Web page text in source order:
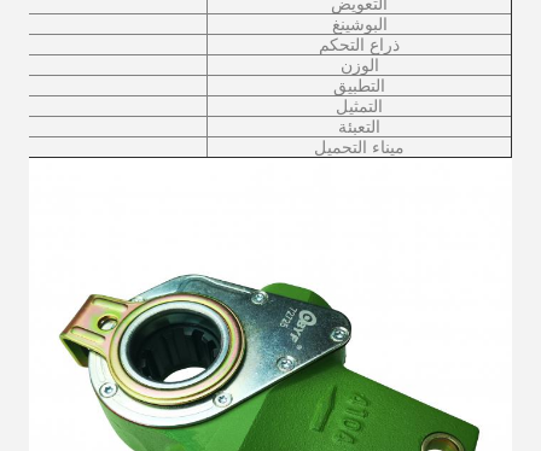
البوشينغ
ذراع التحكم
الوزن
التطبيق
التمثيل
التعبئة
ميناء التحميل